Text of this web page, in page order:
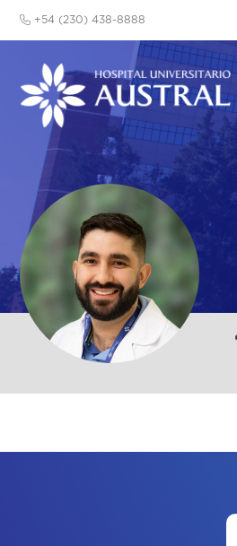
+54 (230) 438-8888